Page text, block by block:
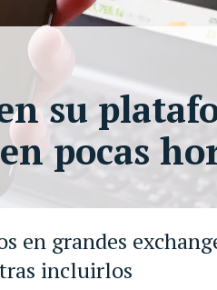
en grandes
incluirlos
su
pocas